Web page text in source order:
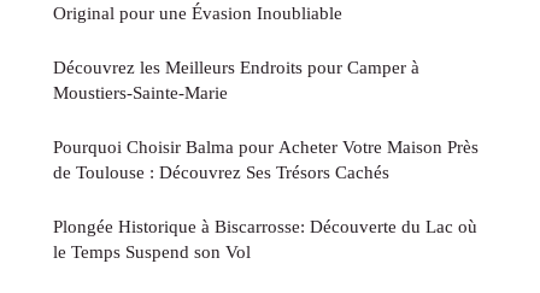
Original pour une Évasion Inoubliable
Découvrez les Meilleurs Endroits pour Camper à
Moustiers-Sainte-Marie
Pourquoi Choisir Balma pour Acheter Votre Maison Près
de Toulouse : Découvrez Ses Trésors Cachés
Plongée Historique à Biscarrosse: Découverte du Lac où
le Temps Suspend son Vol